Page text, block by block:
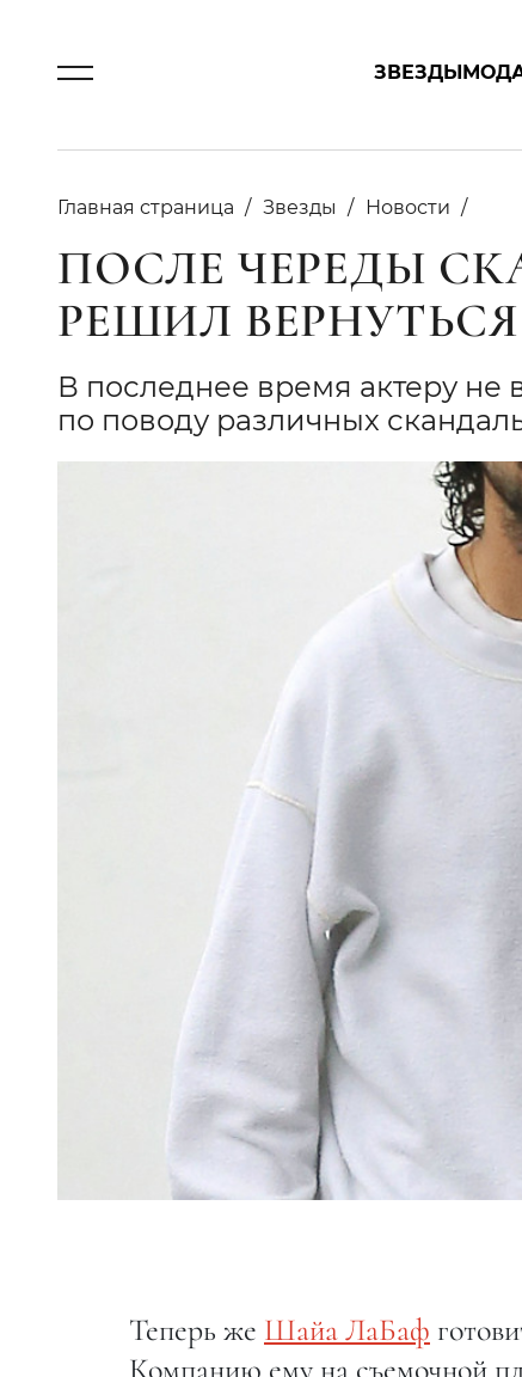
ЗВЕЗДЫ
Главная страница Звезды Новости
ПОСЛЕ ЧЕРЕДЫ
РЕШИЛ
В последнее время актеру не
по поводу различных
Теперь же Шайа ЛаБаф
Компанию ему на съемочной